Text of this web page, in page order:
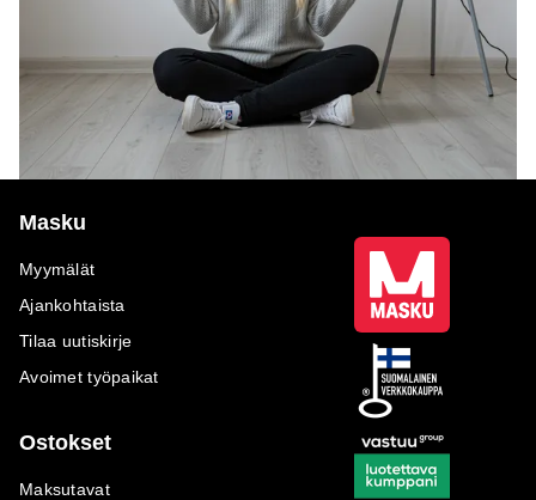
Masku
Myymälät
Ajankohtaista
Tilaa uutiskirje
Avoimet työpaikat
Ostokset
Maksutavat